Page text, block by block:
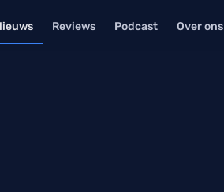
Reviews Podcast Over ons